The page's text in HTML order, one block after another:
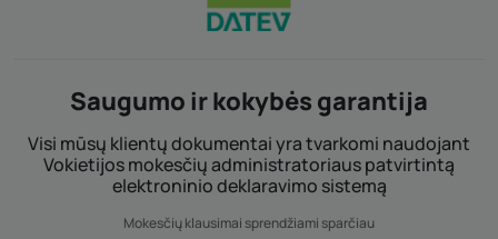
Saugumo ir kokybės garantija
Visi mūsų klientų dokumentai yra tvarkomi naudojant
Vokietijos mokesčių administratoriaus patvirtintą
elektroninio deklaravimo sistemą
Mokesčių klausimai sprendžiami sparčiau